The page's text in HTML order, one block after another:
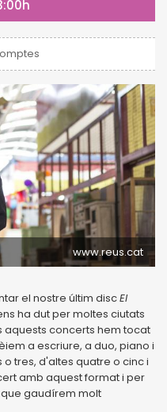
www.reus.cat
el nostre últim discEl
ha dut per moltes ciutats
aquests concerts hem tocat
a escriure, a duo, piano i
tres, d'altes quatre o cinc i
amb aquest format i per
gaudírem molt